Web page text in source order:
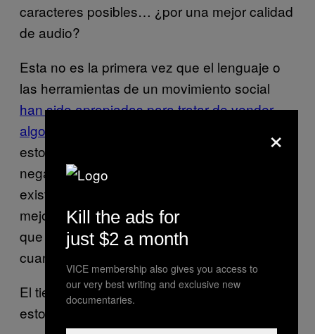
caracteres posibles… ¿por una mejor calidad
de audio?
Esta no es la primera vez que el lenguaje o
las herramientas de un movimiento social
han sido apropiadas para tratar de vender
algo
esto iba a generar también una reacción
negativa, pero aprendieron de Kanye que no
existe tal cosa como mala publicidad. O a la
mejor simplemente son muy cínicos y confían
que su marca puede sobrevivir la ira de unos
cuantos.
El tiempo dirá cuál es el desenlace de todo
esto.
×
Kill the ads for
just $2 a month
VICE membership also gives you access to
our very best writing and exclusive new
documentaries.